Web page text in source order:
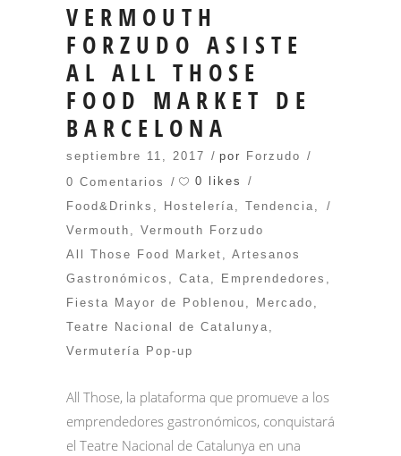
VERMOUTH
FORZUDO ASISTE
AL ALL THOSE
FOOD MARKET DE
BARCELONA
septiembre 11, 2017 por
Forzudo
0 Comentarios
0 likes
Food&Drinks , Hostelería, Tendencia,
Vermouth , Vermouth Forzudo
All Those Food Market , Artesanos
Gastronómicos , Cata, Emprendedores ,
Fiesta Mayor de Poblenou , Mercado ,
Teatre Nacional de Catalunya,
Vermutería Pop-up
All Those, la plataforma que promueve a los
emprendedores gastronómicos, conquistará
el Teatre Nacional de Catalunya en una